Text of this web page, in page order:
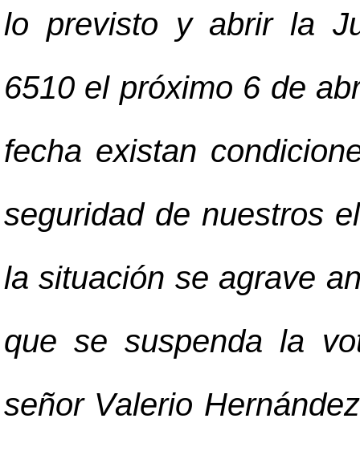
lo previsto y abrir la
6510 el próximo 6 de
fecha existan
seguridad de nuestros
la situación se agrave
que se suspenda la
señor Valerio